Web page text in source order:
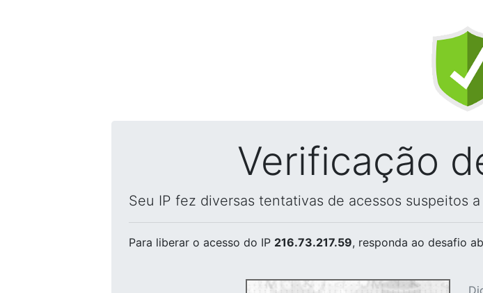
Verificação
Seu IP fez diversas tentativas de acessos suspeitos
Para liberar o acesso do IP 216.73.217.59, responda ao desafio